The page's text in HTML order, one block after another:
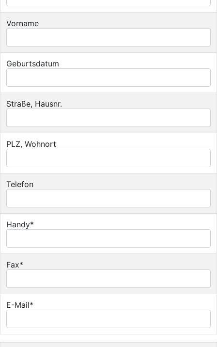
Vorname
Geburtsdatum
Straße, Hausnr.
PLZ, Wohnort
Telefon
Handy*
Fax*
E-Mail*